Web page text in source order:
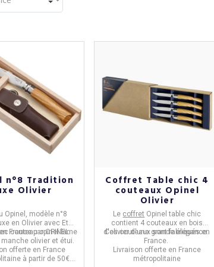
n°8 Tradition
Olivier
Opinel, modèle n°8
en Olivier avec Etui,
FranceparOPINEL.
couteau opinel lame
manche olivier et étui.
offerte en France
à partir de 50€
Coffret Table chic 4
couteaux Opinel
Olivier
Le coffret Opinel table chic
contient 4 couteaux en bois
d'olivierd'une grande élégance.
Ces couteaux sont fabriqués en
France.
Livraison offerte en France
métropolitaine